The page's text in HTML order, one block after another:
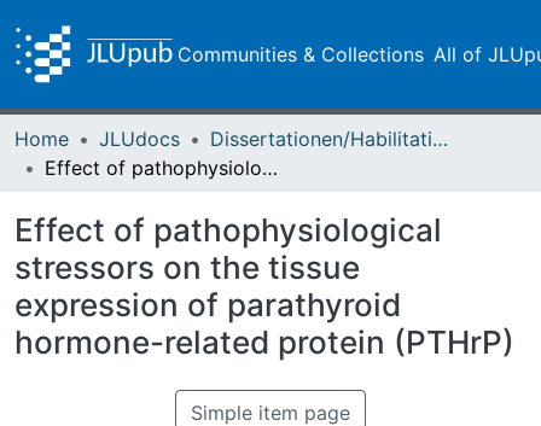
Communities & Collections All of
Home JLUdocs
Dissertationen/Habilitationen
Effect of pathophysiological stressors on the tissue expression of parathyroid hormone-related protein (PTHrP)
Effect of pathophysiological
stressors on the tissue
expression of parathyroid
hormone-related protein (PTHrP)
Simple item page